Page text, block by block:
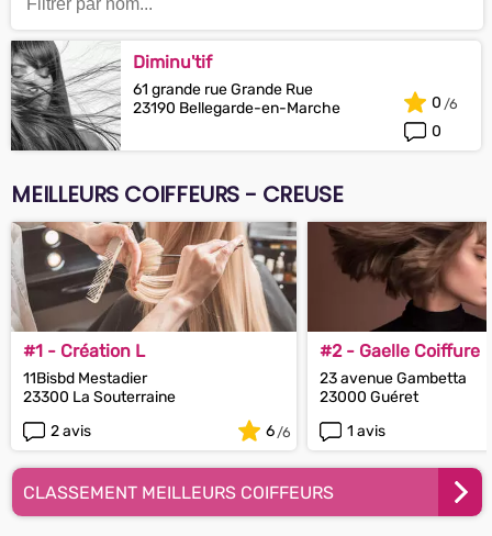
Diminu'tif
61 grande rue Grande Rue
23190 Bellegarde-en-Marche
0
0
MEILLEURS COIFFEURS - CREUSE
#1 - Création L
11Bisbd Mestadier
23300 La Souterraine
2 avis
6
#2 - Gaelle Coiffure
23 avenue Gambetta
23000 Guéret
1 avis
CLASSEMENT MEILLEURS COIFFEURS